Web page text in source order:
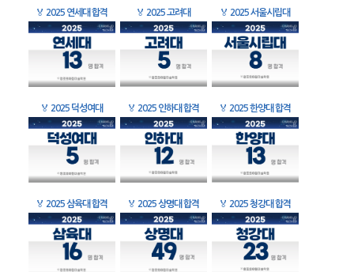
🏅 2025 연세대 합격 🏅 2025 고려대 🏅 2025 서울시립대
🏅 2025 덕성여대 🏅 2025 인하대 합격 🏅 2025 한양대 합격
🏅 2025 삼육대 합격 🏅 2025 상명대 합격 🏅 2025 청강대 합격